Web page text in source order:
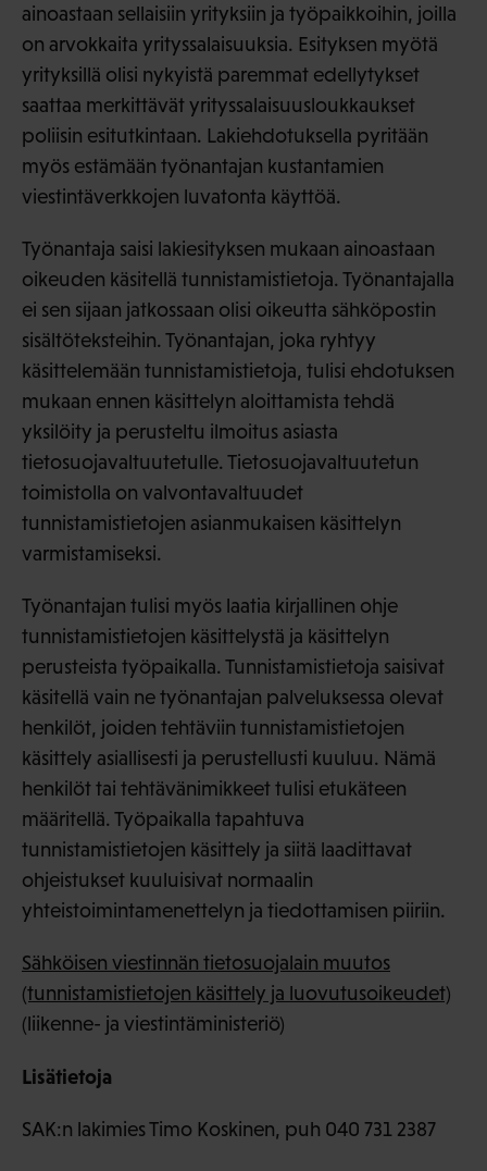
ainoastaan sellaisiin yrityksiin ja työpaikkoihin, joilla
on arvokkaita yrityssalaisuuksia. Esityksen myötä
yrityksillä olisi nykyistä paremmat edellytykset
saattaa merkittävät yrityssalaisuusloukkaukset
poliisin esitutkintaan. Lakiehdotuksella pyritään
myös estämään työnantajan kustantamien
viestintäverkkojen luvatonta käyttöä.
Työnantaja saisi lakiesityksen mukaan ainoastaan
oikeuden käsitellä tunnistamistietoja. Työnantajalla
ei sen sijaan jatkossaan olisi oikeutta sähköpostin
sisältöteksteihin. Työnantajan, joka ryhtyy
käsittelemään tunnistamistietoja, tulisi ehdotuksen
mukaan ennen käsittelyn aloittamista tehdä
yksilöity ja perusteltu ilmoitus asiasta
tietosuojavaltuutetulle. Tietosuojavaltuutetun
toimistolla on valvontavaltuudet
tunnistamistietojen asianmukaisen käsittelyn
varmistamiseksi.
Työnantajan tulisi myös laatia kirjallinen ohje
tunnistamistietojen käsittelystä ja käsittelyn
perusteista työpaikalla. Tunnistamistietoja saisivat
käsitellä vain ne työnantajan palveluksessa olevat
henkilöt, joiden tehtäviin tunnistamistietojen
käsittely asiallisesti ja perustellusti kuuluu. Nämä
henkilöt tai tehtävänimikkeet tulisi etukäteen
määritellä. Työpaikalla tapahtuva
tunnistamistietojen käsittely ja siitä laadittavat
ohjeistukset kuuluisivat normaalin
yhteistoimintamenettelyn ja tiedottamisen piiriin.
Sähköisen viestinnän tietosuojalain muutos
(tunnistamistietojen käsittely ja luovutusoikeudet)
(liikenne- ja viestintäministeriö)
Lisätietoja
SAK:n lakimies Timo Koskinen, puh 040 731 2387